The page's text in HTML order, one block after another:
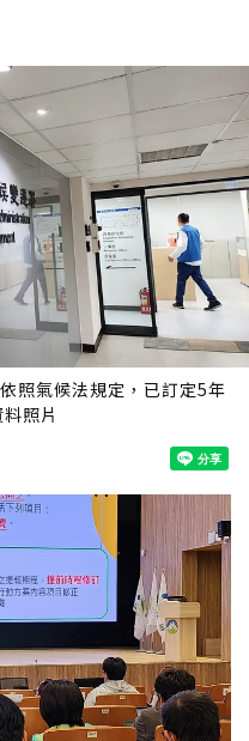
照氣候法規定，已訂定5年
照片